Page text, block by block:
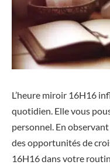
L’heure miroir 16H16
quotidien. Elle vous
personnel. En
des opportunités de
16H16 dans votre